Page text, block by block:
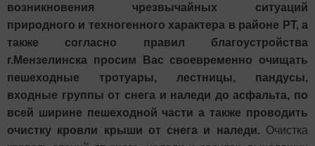
возникновения чрезвычайных ситуаций
природного и техногенного характера в районе РТ, а
также согласно правил благоустройства
г.Мензелинска просим Вас своевременно очищать
пешеходные тротуары, лестницы, пандусы,
входные группы от снега и наледи до асфальта, по
всей ширине пешеходной части а также проводить
очистку кровли крыши от снега и наледи. Очистка